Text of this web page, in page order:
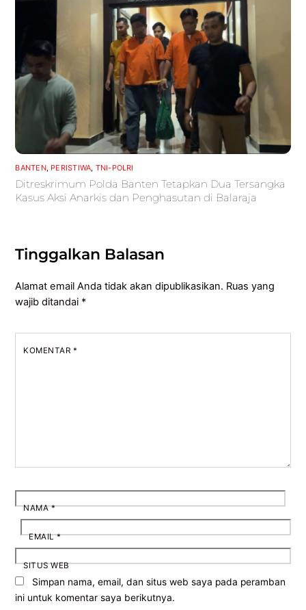
BANTEN, PERISTIWA TNI-POLRI
Ditreskrimum Polda Banten Tetapkan Dua Tersangka
Kasus Aksi Anarkis dan Penghasutan di Balaraja
Tinggalkan Balasan
Alamat email Anda tidak akan dipublikasikan. Ruas yang
wajib ditandai *
KOMENTAR *
NAMA*
EMAIL*
SITUS WEB
Simpan nama, email, dan situs web saya pada peramban
ini untuk komentar saya berikutnya.